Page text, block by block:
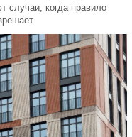
случаи, когда правило